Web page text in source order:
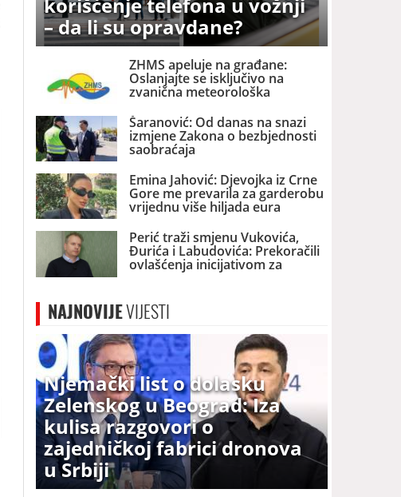
– da li su opravdane?
ZHMS apeluje na građane:
Oslanjajte se isključivo na
zvanična meteorološka
Šaranović: Od danas na snazi
izmjene Zakona o bezbjednosti
saobraćaja
Emina Jahović: Djevojka iz Crne
Gore me prevarila za garderobu
vrijednu više hiljada eura
Perić traži smjenu Vukovića,
Đurića i Labudovića: Prekoračili
ovlašćenja inicijativom za
promjenu naziva NB
NAJNOVIJEVIJESTI
Njemački list o dolasku
Zelenskog u Beograd: Iza
kulisa razgovori o
zajedničkoj fabrici dronova
u Srbiji